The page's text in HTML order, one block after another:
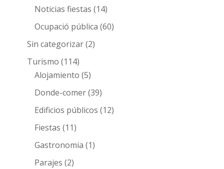
Noticias fiestas (14)
Ocupació pública (60)
Sin categorizar(2)
Turismo (114)
Alojamiento (5)
Donde-comer(39)
Edificios públicos (12)
Fiestas (11)
Gastronomia (1)
Parajes (2)